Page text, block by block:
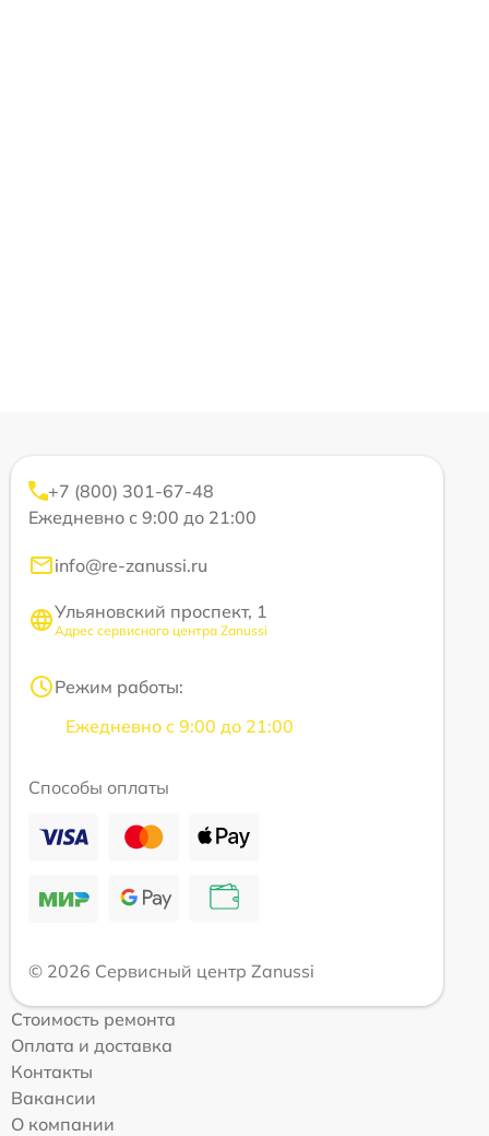
+7 (800) 301-67-48
Ежедневно с 9:00 до 21:00
info@re-zanussi.ru
Ульяновский проспект, 1
Адрес сервисного центра Zanussi
Режим работы:
Ежедневно с 9:00 до 21:00
Способы оплаты
© 2026 Сервисный центр Zanussi
Стоимость ремонта
Оплата и доставка
Контакты
Вакансии
О компании